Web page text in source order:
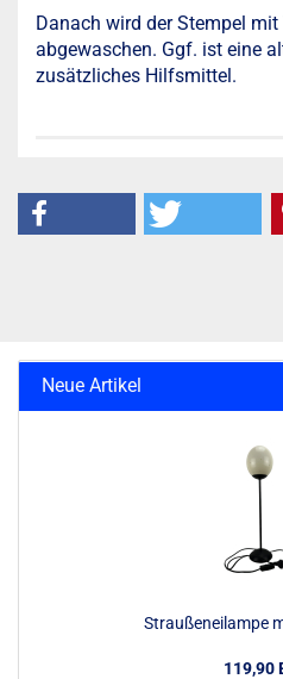
Danach wird der Stempel
abgewaschen. Ggf. ist eine
zusätzliches Hilfsmittel.
Neue Artikel
Straußeneilampe
119,90